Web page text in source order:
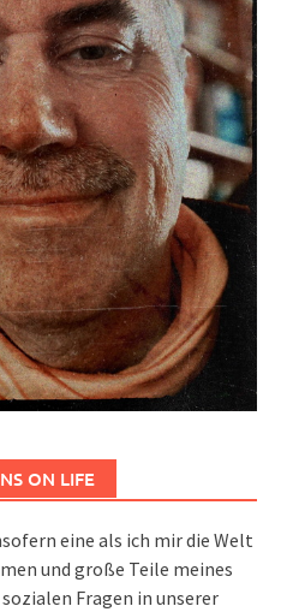
ON LIFE
eine als ich mir die Welt
und große Teile meines
Fragen in unserer